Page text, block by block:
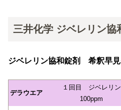
三井化学 ジベレリン
ジベレリン協和錠剤 希釈早
デラウエア
１回目 ジベレリン
100ppm